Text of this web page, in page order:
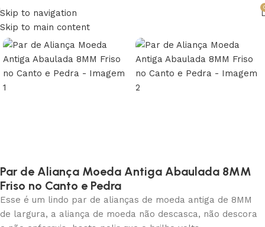
Skip to navigation
Skip to main content
Par de Aliança Moeda Antiga Abaulada 8MM
Friso no Canto e Pedra
Esse é um lindo par de alianças de moeda antiga de 8MM
de largura, a aliança de moeda não descasca, não descora